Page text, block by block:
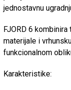
jednostavnu
FJORD 6
materijale i
funkcionalnom
Karakteristike: